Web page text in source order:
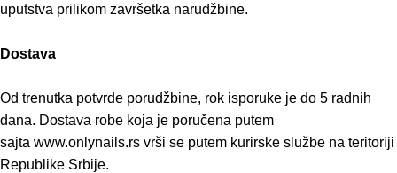
uputstva prilikom završetka narudžbine.
Dostava
Od trenutka potvrde porudžbine, rok isporuke je do 5 radnih
dana. Dostava robe koja je poručena putem
sajta www.onlynails.rs vrši se putem kurirske službe na teritoriji
Republike Srbije.